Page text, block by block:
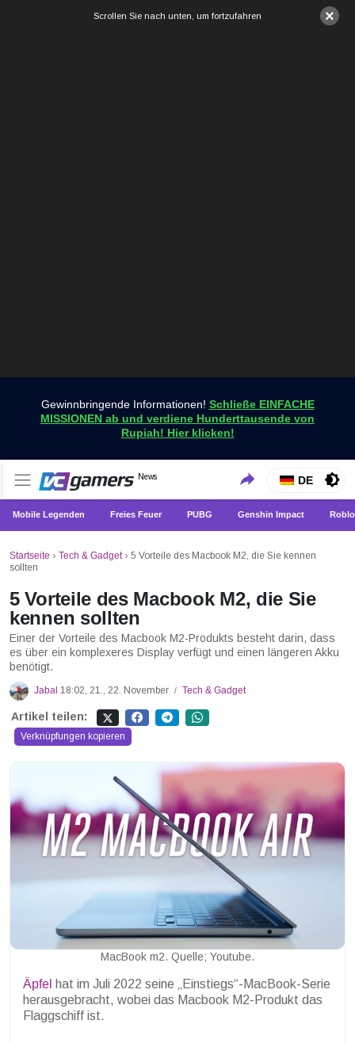
×
Scrollen Sie nach unten, um fortzufahren
Gewinnbringende Informationen! Schließe EINFACHE
MISSIONEN ab und verdiene Hunderttausende von
Rupiah! Hier klicken!
VCGamers-Neuigkeiten
News
Holen Sie sich die neuesten Spielnachrichten nur bei
VCGamers
DE
Mobile Legenden Freies Feuer PUBG Genshin Impact
Startseite › Tech & Gadget› 5 Vorteile des Macbook M2, die Sie kennen
sollten
5 Vorteile des Macbook M2, die Sie
kennen sollten
Einer der Vorteile des Macbook M2-Produkts besteht darin, dass
es über ein komplexeres Display verfügt und einen längeren Akku
benötigt.
Jabal 18:02, 21., 22. November / Tech & Gadget
Artikel teilen:
Verknüpfungen kopieren
MacBook m2. Quelle; Youtube.
Äpfel hat im Juli 2022 seine „Einstiegs“-MacBook-Serie
herausgebracht, wobei das Macbook M2-Produkt das
Flaggschiff ist.